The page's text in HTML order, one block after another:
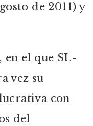
de 2011) y
en el que SL-
vez su
con
del